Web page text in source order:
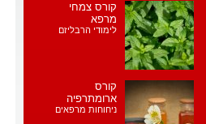
קורס צמחי
מרפא
לימודי הרבליזם
קורס
ארומתרפיה
ניחוחות מרפאים